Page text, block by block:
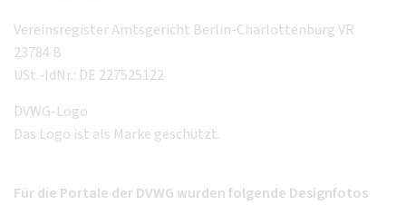
Vereinsregister Amtsgericht Berlin-Charlottenburg VR
23784 B
USt.-IdNr.: DE 227525122
DVWG-Logo
Das Logo ist als Marke geschützt.
Für die Portale der DVWG wurden folgende Designfotos